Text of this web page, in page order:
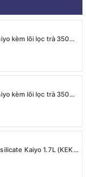
kèm lõi lọc trà 350ml,
kèm lõi lọc trà 350ml,
Kaiyo 1.7L (KEK-